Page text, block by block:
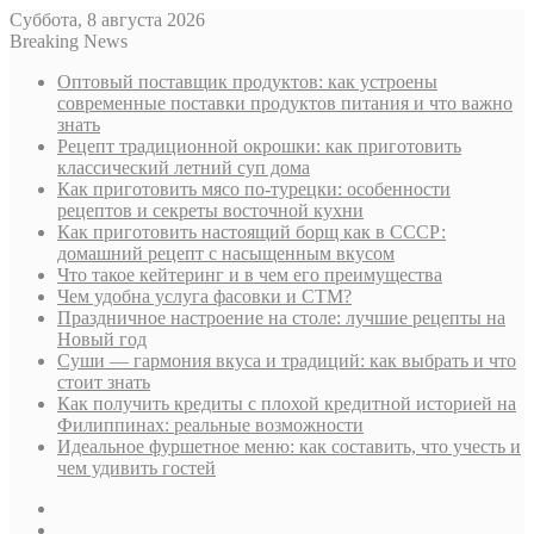
Суббота, 8 августа 2026
Breaking News
Оптовый поставщик продуктов: как устроены
современные поставки продуктов питания и что важно
знать
Рецепт традиционной окрошки: как приготовить
классический летний суп дома
Как приготовить мясо по-турецки: особенности
рецептов и секреты восточной кухни
Как приготовить настоящий борщ как в СССР:
домашний рецепт с насыщенным вкусом
Что такое кейтеринг и в чем его преимущества
Чем удобна услуга фасовки и СТМ?
Праздничное настроение на столе: лучшие рецепты на
Новый год
Суши — гармония вкуса и традиций: как выбрать и что
стоит знать
Как получить кредиты с плохой кредитной историей на
Филиппинах: реальные возможности
Идеальное фуршетное меню: как составить, что учесть и
чем удивить гостей